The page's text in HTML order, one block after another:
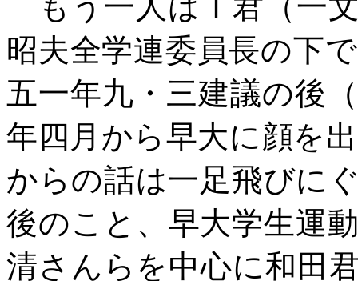
昭夫全学連委員長の下
五一年九・三建議の後
年四月から早大に顔を
からの話は一足飛びに
後のこと、早大学生運
清さんらを中心に和田